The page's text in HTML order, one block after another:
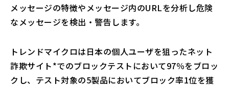
メッセージの特徴やメッセージ内のURLを分析し危険
なメッセージを検出・警告します。
トレンドマイクロは⽇本の個人ユーザを狙ったネット
詐欺サイト*でのブロックテストにおいて97％をブロッ
クし、テスト対象の5製品においてブロック率1位を獲